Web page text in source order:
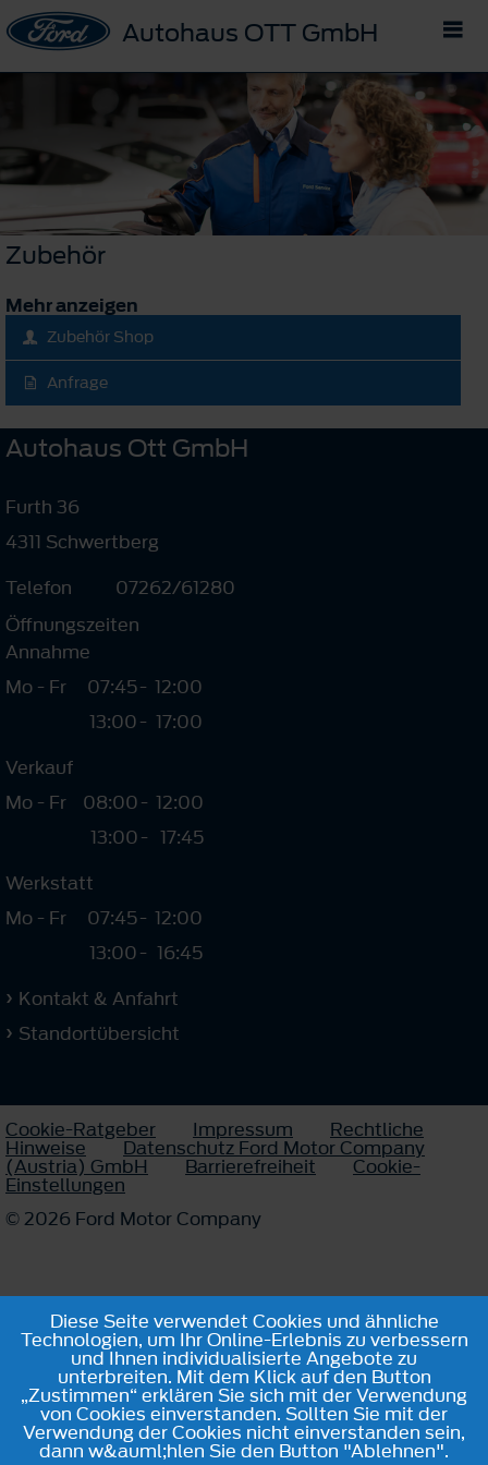
Autohaus OTT GmbH
Zubehör
Mehr anzeigen
Zubehör Shop
Anfrage
Autohaus Ott GmbH
Furth 36
4311 Schwertberg
Telefon
07262/61280
Öffnungszeiten
Annahme
Mo - Fr
07:45
13:00
-
-
12:00
17:00
Verkauf
Mo - Fr
08:00
13:00
-
-
12:00
17:45
Werkstatt
Mo - Fr
07:45
13:00
-
-
12:00
16:45
Kontakt & Anfahrt
Standortübersicht
Cookie-Ratgeber Impressum Rechtliche
Hinweise Datenschutz Ford Motor Company
(Austria) GmbH Barrierefreiheit Cookie-
Einstellungen
© 2026 Ford Motor Company
Diese Seite verwendet Cookies und ähnliche
Technologien, um Ihr Online-Erlebnis zu verbessern
und Ihnen individualisierte Angebote zu
unterbreiten. Mit dem Klick auf den Button
„Zustimmen“ erklären Sie sich mit der Verwendung
von Cookies einverstanden. Sollten Sie mit der
Verwendung der Cookies nicht einverstanden sein,
dann w&auml;hlen Sie den Button "Ablehnen".